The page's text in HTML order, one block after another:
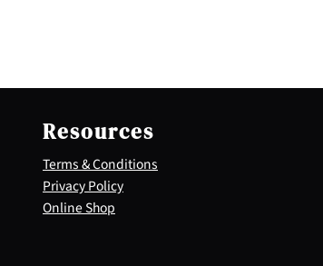
Resources
Terms & Conditions
Privacy Policy
Online Shop